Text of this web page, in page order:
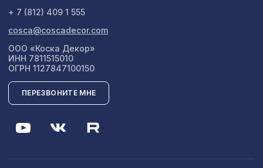
+ 7 (812) 409 1 555
cosca@coscadecor.com
ООО «Коска Декор»
ИНН 7811515010
ОГРН 1127847100150
ПЕРЕЗВОНИТЕ МНЕ